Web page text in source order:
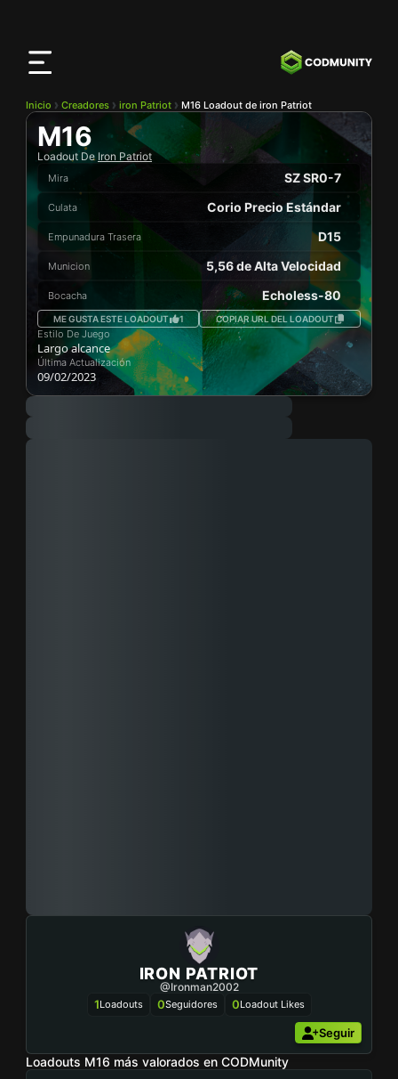
Inicio Creadores iron Patriot M16 Loadout de iron Patriot
M16
Loadout De Iron Patriot
Mira SZ SR0-7
Culata Corio Precio Estándar
Empunadura Trasera D15
Municion 5,56 de Alta Velocidad
Bocacha Echoless-80
ME GUSTA ESTE LOADOUT 1 COPIAR URL DEL LOADOUT
Estilo De Juego
Largo alcance
Última Actualización
09/02/2023
IRON PATRIOT
@ironman2002
1Loadouts 0Seguidores 0Loadout Likes
Seguir
Loadouts M16 más valorados en CODMunity